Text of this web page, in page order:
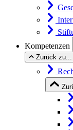
Kompetenzen
Zurück zu...